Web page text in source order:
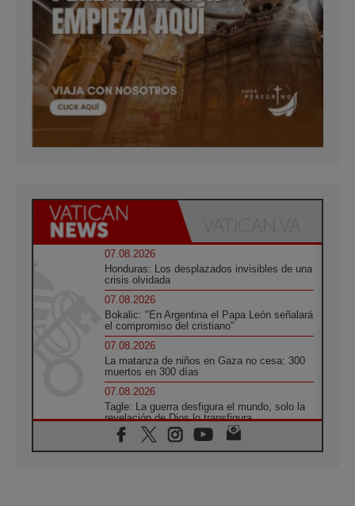
07.08.2026
Honduras: Los desplazados invisibles de una
crisis olvidada
07.08.2026
Bokalic: "En Argentina el Papa León señalará
el compromiso del cristiano"
07.08.2026
La matanza de niños en Gaza no cesa: 300
muertos en 300 días
07.08.2026
Tagle: La guerra desfigura el mundo, solo la
revelación de Dios lo transfigura
07.08.2026
Presentada la Trienal de Arte de las